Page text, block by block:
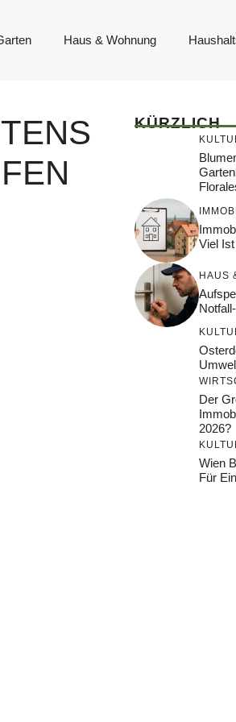
Haus & Wohnung
D
I
KÜRZLICH
Viel
HAUS
Der
2026?
Wien
Für